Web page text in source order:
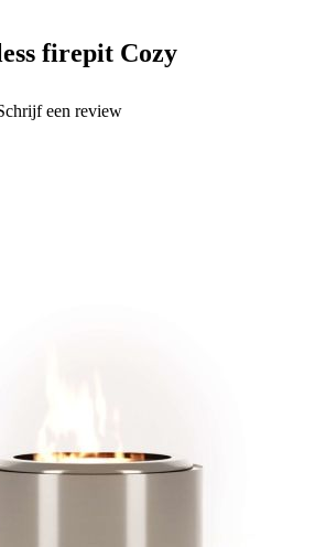
firepit Cozy
een review